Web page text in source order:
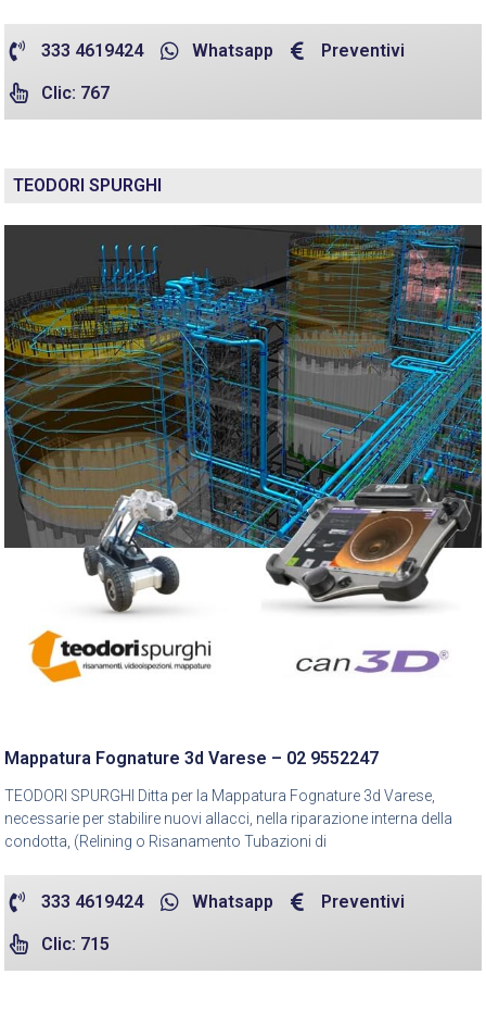
333 4619424 Whatsapp Preventivi
Clic: 767
TEODORI SPURGHI
Mappatura Fognature 3d Varese – 02 9552247
TEODORI SPURGHI Ditta per la Mappatura Fognature 3d Varese,
necessarie per stabilire nuovi allacci, nella riparazione interna della
condotta, (Relining o Risanamento Tubazioni di
333 4619424 Whatsapp Preventivi
Clic: 715